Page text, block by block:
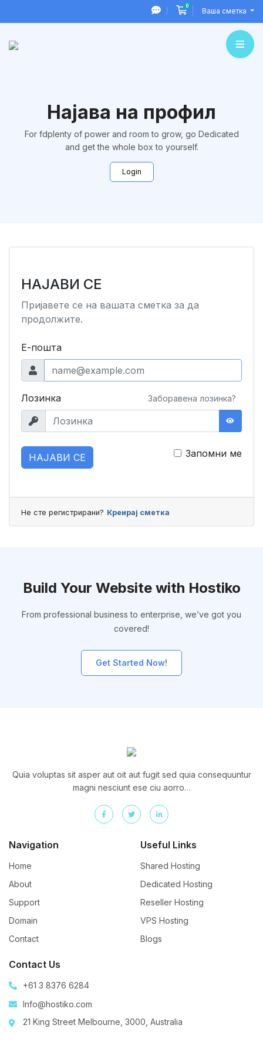
0Потрошувачка
Ваша сметка
Најава на профил
For fdplenty of power and room to grow, go Dedicated
and get the whole box to yourself.
Login
НАЈАВИ СЕ
Пријавете се на вашата сметка за да
продолжите.
Е-пошта
Лозинка Заборавена лозинка?
НАЈАВИ СЕ Запомни ме
Не сте регистрирани? Креирај сметка
Build Your Website with Hostiko
From professional business to enterprise, we’ve got you
covered!
Get Started Now!
Quia voluptas sit asper aut oit aut fugit sed quia consequuntur
magni nesciunt ese ciu aorro…
Navigation
Home
About
Support
Domain
Contact
Useful Links
Shared Hosting
Dedicated Hosting
Reseller Hosting
VPS Hosting
Blogs
Contact Us
+61 3 8376 6284
Info@hostiko.com
21 King Street Melbourne, 3000, Australia